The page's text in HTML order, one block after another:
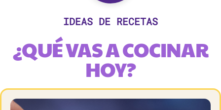
IDEAS DE RECETAS
¿QUÉ VAS A COCINAR
HOY?